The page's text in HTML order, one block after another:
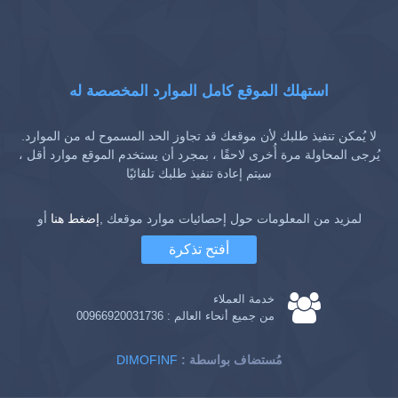
استهلك الموقع كامل الموارد المخصصة له
لا يُمكن تنفيذ طلبك لأن موقعك قد تجاوز الحد المسموح له من الموارد.
يُرجى المحاولة مرة أُخرى لاحقًا ، بمجرد أن يستخدم الموقع موارد أقل ،
سيتم إعادة تنفيذ طلبك تلقائيًا
لمزيد من المعلومات حول إحصائيات موارد موقعك ,إضغط هنا أو
أفتح تذكرة
خدمة العملاء
من جميع أنحاء العالم : 00966920031736
DIMOFINF : مُستضاف بواسطة